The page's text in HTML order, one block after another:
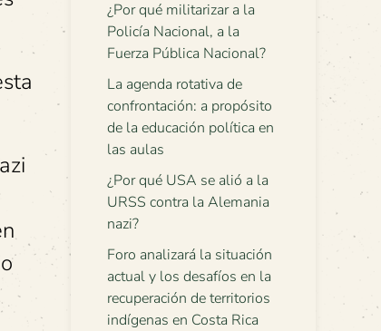
¿Por qué militarizar a la
Policía Nacional, a la
Fuerza Pública Nacional?
La agenda rotativa de
confrontación: a propósito
de la educación política en
las aulas
¿Por qué USA se alió a la
URSS contra la Alemania
nazi?
Foro analizará la situación
actual y los desafíos en la
recuperación de territorios
indígenas en Costa Rica